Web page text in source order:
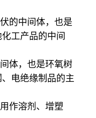
的中间体，也是
工产品的中间
体，也是环氧树
电绝缘制品的主
作溶剂、增塑